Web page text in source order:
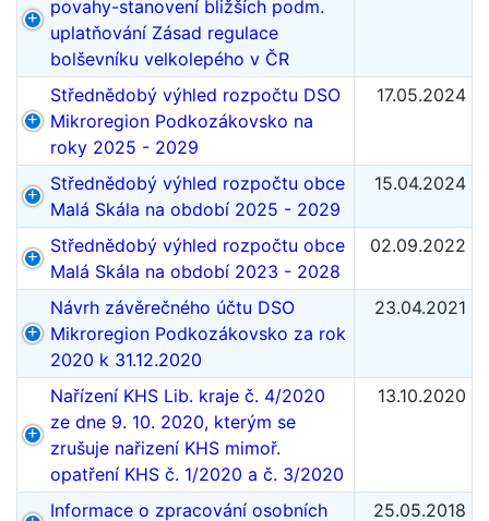
povahy-stanovení bližších podm.
uplatňování Zásad regulace
bolševníku velkolepého v ČR
Střednědobý výhled rozpočtu DSO
Mikroregion Podkozákovsko na
roky 2025 - 2029
17.05.2024
Střednědobý výhled rozpočtu obce
Malá Skála na období 2025 - 2029
15.04.2024
Střednědobý výhled rozpočtu obce
Malá Skála na období 2023 - 2028
02.09.2022
Návrh závěrečného účtu DSO
Mikroregion Podkozákovsko za rok
2020 k 31.12.2020
23.04.2021
Nařízení KHS Lib. kraje č. 4/2020
ze dne 9. 10. 2020, kterým se
zrušuje nařizení KHS mimoř.
opatření KHS č. 1/2020 a č. 3/2020
13.10.2020
Informace o zpracování osobních 25.05.2018